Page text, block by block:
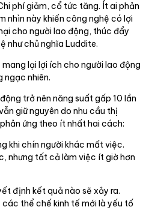
phí giảm, cổ tức tăng. Ít ai phản
nhìn này khiến công nghệ có lợi
cho người lao động, thúc đẩy
như chủ nghĩa Luddite.
lại lợi ích cho người lao động
ngạc nhiên.
trở nên năng suất gấp 10 lần
giữ nguyên do nhu cầu thị
ứng theo ít nhất hai cách:
khi chín người khác mất việc.
nhưng tất cả làm việc ít giờ hơn
định kết quả nào sẽ xảy ra.
thể chế kinh tế mới là yếu tố